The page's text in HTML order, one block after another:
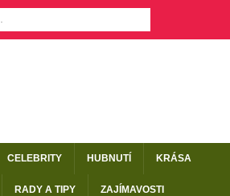
CELEBRITY HUBNUTÍ KRÁSA
RADY A TIPY ZAJÍMAVOSTI